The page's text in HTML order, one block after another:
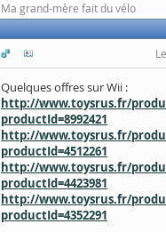
Ma grand-mère fait du vélo
Quelques offres sur Wii :
http://www.toysrus.fr/
productId=8992421
http://www.toysrus.fr/
productId=4512261
http://www.toysrus.fr/
productId=4423981
http://www.toysrus.fr/
productId=4352291